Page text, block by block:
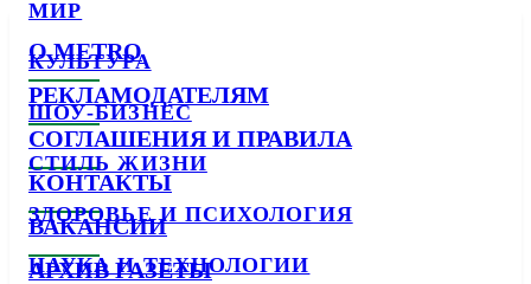
МИР
КУЛЬТУРА
ШОУ-БИЗНЕС
СТИЛЬ ЖИЗНИ
ЗДОРОВЬЕ И ПСИХОЛОГИЯ
НАУКА И ТЕХНОЛОГИИ
О METRO
РЕКЛАМОДАТЕЛЯМ
СОГЛАШЕНИЯ И ПРАВИЛА
КОНТАКТЫ
ВАКАНСИИ
АРХИВ ГАЗЕТЫ